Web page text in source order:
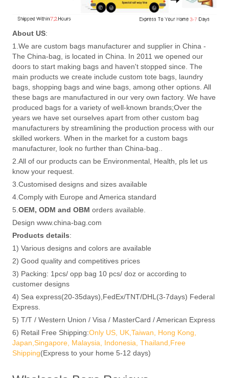
About US:
1.We are custom bags manufacturer and supplier in China -
The China-bag, is located in China. In 2011 we opened our
doors to start making bags and haven't stopped since. The
main products we create include custom tote bags, laundry
bags, shopping bags and wine bags, among other options. All
these bags are manufactured in our very own factory. We have
produced bags for a variety of well-known brands;Over the
years we have set ourselves apart from other custom bag
manufacturers by streamlining the production process with our
skilled workers. When in the market for a custom bags
manufacturer, look no further than China-bag..
2.All of our products can be Environmental, Health, pls let us
know your request.
3.Customised designs and sizes available
4.Comply with Europe and America standard
5. OEM, ODM and OBM orders available.
Design www.china-bag.com
Products details:
1) Various designs and colors are available
2) Good quality and competitives prices
3) Packing: 1pcs/ opp bag 10 pcs/ doz or according to
customer designs
4) Sea express(20-35days),FedEx/TNT/DHL(3-7days) Federal
Express.
5) T/T / Western Union / Visa / MasterCard / American Express
6) Retail Free Shipping:Only US, UK,Taiwan, Hong Kong,
Japan,Singapore, Malaysia, Indonesia, Thailand,Free
Shipping(Express to your home 5-12 days)